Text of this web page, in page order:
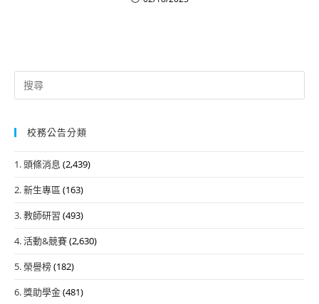
Search
for:
校務公告分類
1. 頭條消息 (2,439)
2. 新生專區 (163)
3. 教師研習 (493)
4. 活動&競賽(2,630)
5. 榮譽榜(182)
6. 獎助學金(481)